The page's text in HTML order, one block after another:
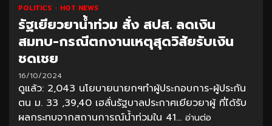
POLITICS HOT NEWS
รัฐเยียวยาน้ำท่วม สั่ง สปส. ลดเงิน
สมทบ-กรณีตกงานเหตุสุดวิสัยรับเงิน
ชดเชย
16/10/2024
ดูแล้ว: 2,043 นโยบายนายกฯทำผู้ประกอบการ-ผู้ประกัน
ตน ม. 33 ,39,40 เฮลั่นรัฐบาลประกาศเยียวยาผู้ ที่ได้รับ
ผลกระทบจากสถานการณ์น้ำท่วมใน 41... อ่านต่อ